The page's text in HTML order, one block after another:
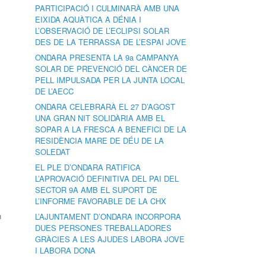
PARTICIPACIÓ I CULMINARÀ AMB UNA
EIXIDA AQUÀTICA A DÉNIA I
L’OBSERVACIÓ DE L’ECLIPSI SOLAR
DES DE LA TERRASSA DE L’ESPAI JOVE
ONDARA PRESENTA LA 9a CAMPANYA
SOLAR DE PREVENCIÓ DEL CÀNCER DE
PELL IMPULSADA PER LA JUNTA LOCAL
DE L’AECC
ONDARA CELEBRARÀ EL 27 D’AGOST
UNA GRAN NIT SOLIDÀRIA AMB EL
SOPAR A LA FRESCA A BENEFICI DE LA
RESIDÈNCIA MARE DE DÉU DE LA
SOLEDAT
EL PLE D’ONDARA RATIFICA
L’APROVACIÓ DEFINITIVA DEL PAI DEL
SECTOR 9A AMB EL SUPORT DE
L’INFORME FAVORABLE DE LA CHX
L’AJUNTAMENT D’ONDARA INCORPORA
DUES PERSONES TREBALLADORES
GRÀCIES A LES AJUDES LABORA JOVE
I LABORA DONA